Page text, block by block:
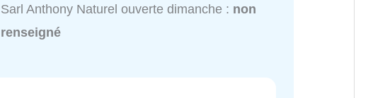
Sarl Anthony Naturel ouverte dimanche : non
renseigné